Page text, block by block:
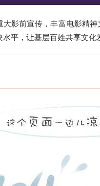
前宣传，丰富电影精神
平，让基层百姓共享文